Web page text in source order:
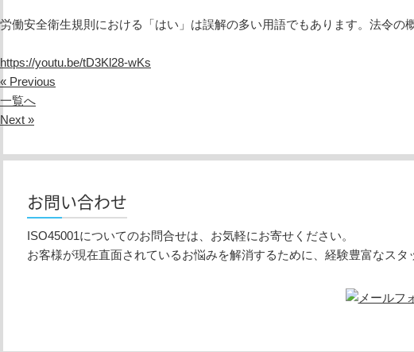
労働安全衛生規則における「はい」は誤解の多い用語でもあります。法令の
https://youtu.be/tD3Kl28-wKs
« Previous
一覧へ
Next »
お問い合わせ
ISO45001についてのお問合せは、お気軽にお寄せください。
お客様が現在直面されているお悩みを解消するために、経験豊富なスタ